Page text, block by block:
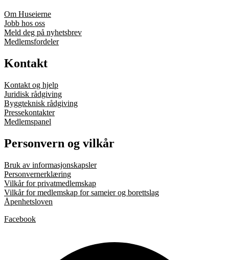
Om Huseierne
Jobb hos oss
Meld deg på nyhetsbrev
Medlemsfordeler
Kontakt
Kontakt og hjelp
Juridisk rådgiving
Byggteknisk rådgiving
Pressekontakter
Medlemspanel
Personvern og vilkår
Bruk av informasjonskapsler
Personvernerklæring
Vilkår for privatmedlemskap
Vilkår for medlemskap for sameier og borettslag
Åpenhetsloven
Facebook